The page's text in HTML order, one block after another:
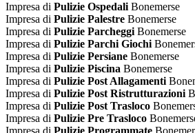
Impresa di Pulizie Ospedali Bonemerse
Impresa di Pulizie Palestre Bonemerse
Impresa di Pulizie Parcheggi Bonemerse
Impresa di Pulizie Parchi Giochi
Impresa di Pulizie Persiane Bonemerse
Impresa di Pulizie Piscina Bonemerse
Impresa di Pulizie Post Allagamenti
Impresa di Pulizie Post Ristrutturazioni
Impresa di Pulizie Post Trasloco
Impresa di Pulizie Pre Trasloco
Impresa di Pulizie Programmate